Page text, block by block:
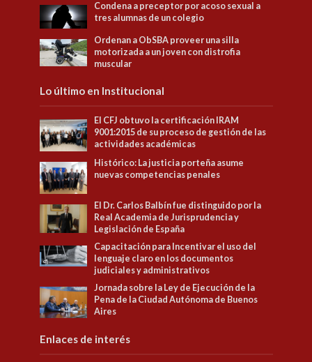
Condena a preceptor por acoso sexual a
tres alumnas de un colegio
Ordenan a ObSBA proveer una silla
motorizada a un joven con distrofia
muscular
Lo último en Institucional
El CFJ obtuvo la certificación IRAM
9001:2015 de su proceso de gestión de las
actividades académicas
Histórico: La justicia porteña asume
nuevas competencias penales
El Dr. Carlos Balbín fue distinguido por la
Real Academia de Jurisprudencia y
Legislación de España
Capacitación para Incentivar el uso del
lenguaje claro en los documentos
judiciales y administrativos
Jornada sobre la Ley de Ejecución de la
Pena de la Ciudad Autónoma de Buenos
Aires
Enlaces de interés